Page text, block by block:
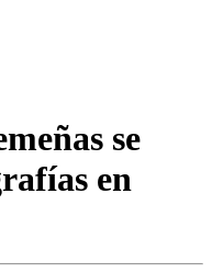
se
en